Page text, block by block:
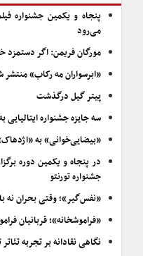
پنجاه و یکمین جشنواره
می‌رود
مورگان فریمن: اگر
«ابرسواران مه رکاب» منتشر
پیتر گیل درگذشت
سه جایزه جشنواره ایتالیایی
«بیضایی‌خوانی» به
در پنجاه و یکمین دوره
جشنواره تورنتو
«نفس‌گیر»؛ وقتی بحران نه
«فراموشخانه»؛ قربانیان
نگاهی نقادانه بر تجربه